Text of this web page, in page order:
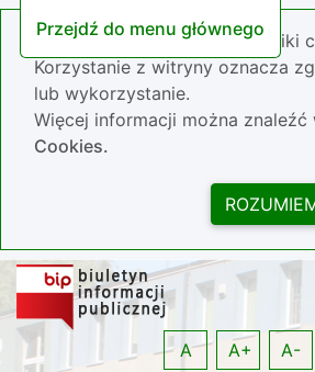
Przejdź do menu głównego
Nasza strona wykorzystuje pliki
Korzystanie z witryny oznacza
lub wykorzystanie.
Więcej informacji można znaleźć
Cookies.
A A+ A-